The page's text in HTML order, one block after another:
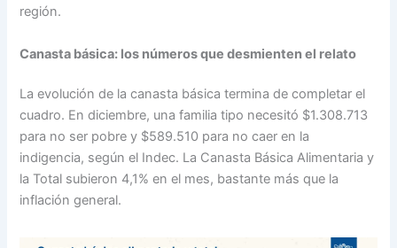
región.
Canasta básica: los números que desmienten el relato
La evolución de la canasta básica termina de completar el
cuadro. En diciembre, una familia tipo necesitó $1.308.713
para no ser pobre y $589.510 para no caer en la
indigencia, según el Indec. La Canasta Básica Alimentaria y
la Total subieron 4,1% en el mes, bastante más que la
inflación general.